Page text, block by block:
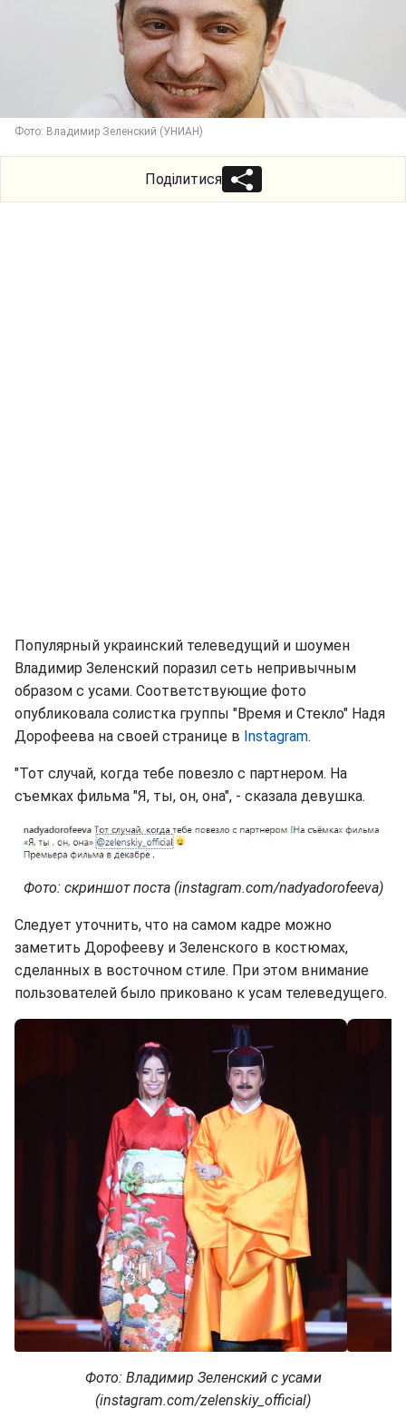
Фото: Владимир Зеленский (УНИАН)
Поділитися
Популярный украинский телеведущий и шоумен
Владимир Зеленский поразил сеть непривычным
образом с усами. Соответствующие фото
опубликовала солистка группы "Время и Стекло" Надя
Дорофеева на своей странице в Instagram.
"Тот случай, когда тебе повезло с партнером. На
съемках фильма "Я, ты, он, она", - сказала девушка.
Фото: скриншот поста (instagram.com/nadyadorofeeva)
Следует уточнить, что на самом кадре можно
заметить Дорофееву и Зеленского в костюмах,
сделанных в восточном стиле. При этом внимание
пользователей было приковано к усам телеведущего.
Фото: Владимир Зеленский с усами
(instagram.com/zelenskiy_official)